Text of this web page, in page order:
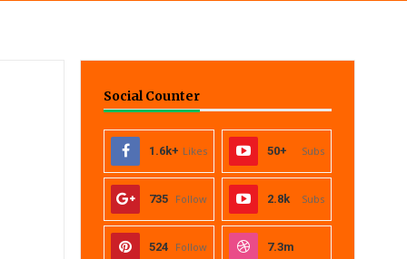
Social Counter
1.6k+ Likes 50+ Subs
735 Follow 2.8k Subs
524 Follow 7.3m